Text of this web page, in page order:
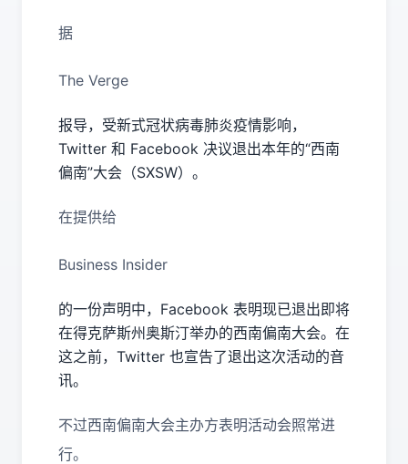
据
The Verge
报导，受新式冠状病毒肺炎疫情影响，
Twitter 和 Facebook 决议退出本年的“西南
偏南”大会（SXSW）。
在提供给
Business Insider
的一份声明中，Facebook 表明现已退出即将
在得克萨斯州奥斯汀举办的西南偏南大会。在
这之前，Twitter 也宣告了退出这次活动的音
讯。
不过西南偏南大会主办方表明活动会照常进
行。